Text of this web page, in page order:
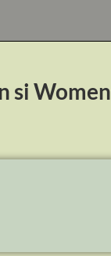
si Women